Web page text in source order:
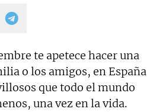
te apetece hacer una
o los amigos, en España
que todo el mundo
una vez en la vida.